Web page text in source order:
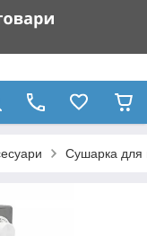
Сушарка для